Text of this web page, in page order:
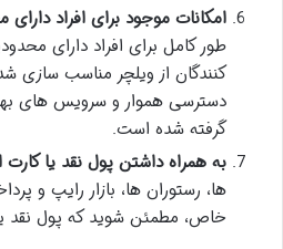
امکانات موجود برای افراد
طور کامل برای افراد دارای
کنندگان از ویلچر مناسب
دسترسی هموار و سرویس های
گرفته شده است.
به همراه داشتن پول نقد یا کارت
ها، رستوران ها، بازار رایپ و
خاص، مطمئن شوید که پول نقد یا